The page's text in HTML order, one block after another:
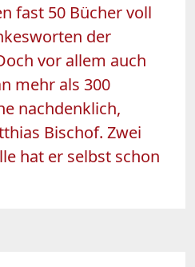
fast 50 Bücher voll
der
vor allem auch
mehr als 300
nachdenklich,
Bischof. Zwei
hat er selbst schon